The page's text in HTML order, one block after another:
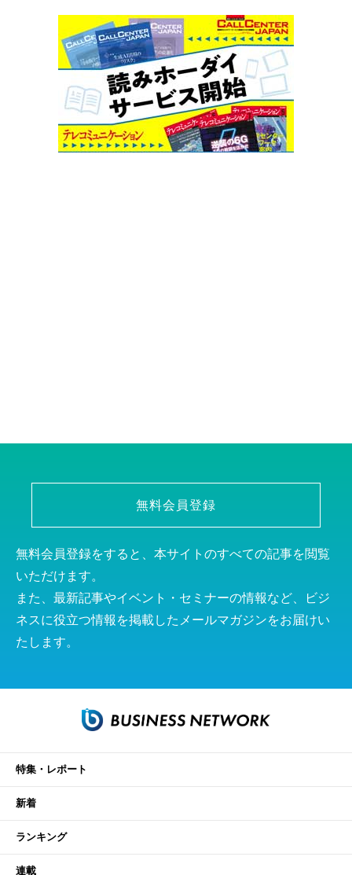
無料会員登録
無料会員登録をすると、本サイトのすべての記事を閲覧
いただけます。
また、最新記事やイベント・セミナーの情報など、ビジ
ネスに役立つ情報を掲載したメールマガジンをお届けい
たします。
特集・レポート
新着
ランキング
連載